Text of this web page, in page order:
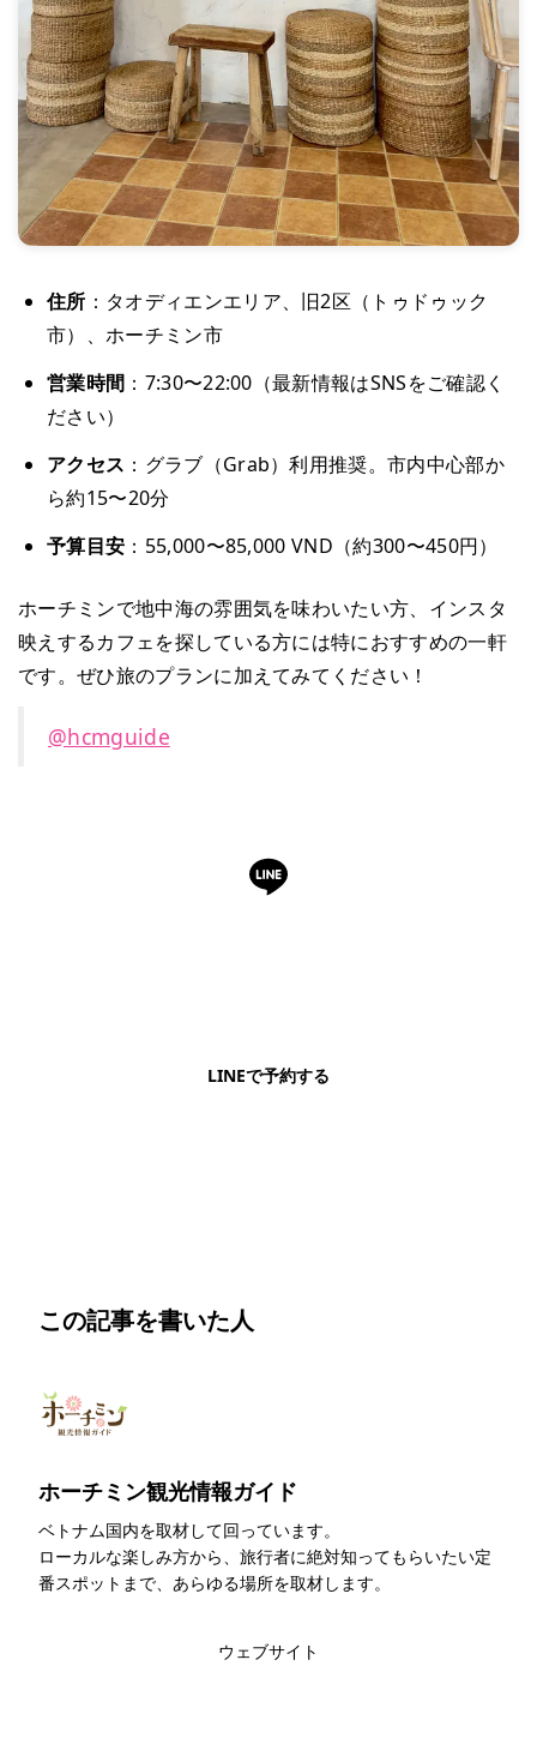
住所 ：タオディエンエリア、旧2区（トゥドゥック
市）、ホーチミン市
営業時間 ：7:30〜22:00（最新情報はSNSをご確認く
ださい）
アクセス ：グラブ（Grab）利用推奨。市内中心部か
ら約15〜20分
予算目安 ：55,000〜85,000 VND（約300〜450円）
ホーチミンで地中海の雰囲気を味わいたい方、インスタ
映えするカフェを探している方には特におすすめの一軒
です。ぜひ旅のプランに加えてみてください！
@hcmguide
LINEで予約する
この記事を書いた人
ホーチミン観光情報ガイド
ベトナム国内を取材して回っています。
ローカルな楽しみ方から、旅行者に絶対知ってもらいたい定
番スポットまで、あらゆる場所を取材します。
ウェブサイト